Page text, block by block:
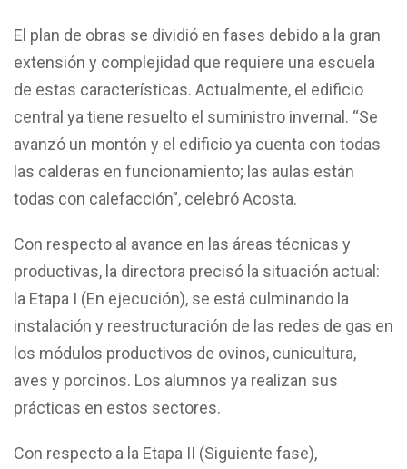
El plan de obras se dividió en fases debido a la gran
extensión y complejidad que requiere una escuela
de estas características. Actualmente, el edificio
central ya tiene resuelto el suministro invernal. “Se
avanzó un montón y el edificio ya cuenta con todas
las calderas en funcionamiento; las aulas están
todas con calefacción”, celebró Acosta.
Con respecto al avance en las áreas técnicas y
productivas, la directora precisó la situación actual:
la Etapa I (En ejecución), se está culminando la
instalación y reestructuración de las redes de gas en
los módulos productivos de ovinos, cunicultura,
aves y porcinos. Los alumnos ya realizan sus
prácticas en estos sectores.
Con respecto a la Etapa II (Siguiente fase),